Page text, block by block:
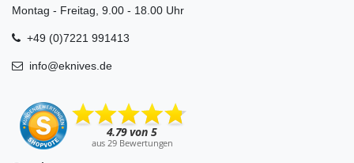
Montag - Freitag, 9.00 - 18.00 Uhr
+49 (0)7221 991413
info@eknives.de